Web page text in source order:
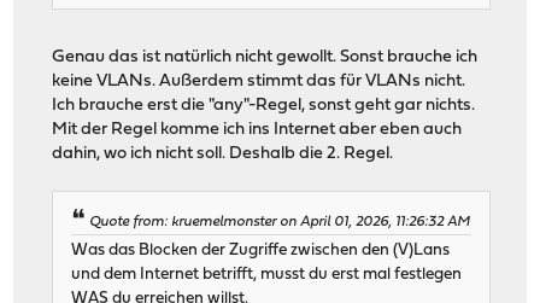
Genau das ist natürlich nicht gewollt. Sonst brauche ich
keine VLANs. Außerdem stimmt das für VLANs nicht.
Ich brauche erst die "any"-Regel, sonst geht gar nichts.
Mit der Regel komme ich ins Internet aber eben auch
dahin, wo ich nicht soll. Deshalb die 2. Regel.
Quote from: kruemelmonster on April 01, 2026, 11:26:32 AM
Was das Blocken der Zugriffe zwischen den (V)Lans
und dem Internet betrifft, musst du erst mal festlegen
WAS du erreichen willst.